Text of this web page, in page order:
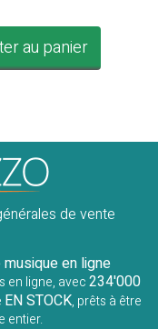
au panier
de vente
en ligne
en ligne, avec234'000
EN STOCK, prêts à être
entier.